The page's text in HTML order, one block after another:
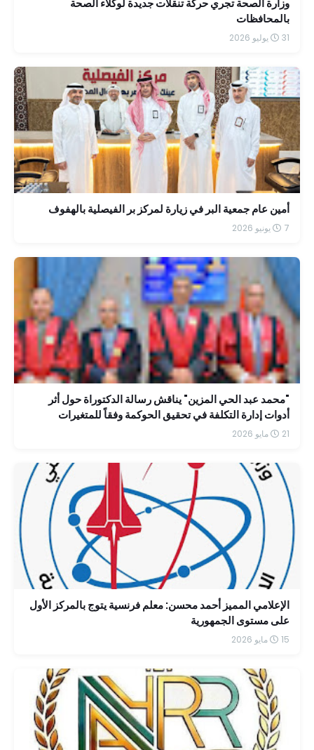
وزارة الصحة تجري حركة تنقلات جديدة لوكلاء الصحة
بالمحافظات
31 يوليو 2026
أمين عام جمعية البر في زيارة لمركز بر الفيصلية بالهفوف
7 يونيو 2026
"محمد عبد الحي المزين" يناقش رسالة الدكتوراة حول أثر
أدوات إدارة التكلفة في تحقيق الحوكمة وفقاً للمتغيرات
الضريبية الحديثة
21 مايو 2026
الإعلامي المميز أحمد محسن: معلم فرنسية يتوج بالمركز الأول
على مستوى الجمهورية
15 مايو 2026